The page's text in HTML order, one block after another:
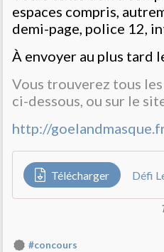
espaces compris,
demi-page, police 12,
À envoyer au plus tard
Vous trouverez tous
ci-dessous, ou sur le
http://
Télécharger Défi
#concours